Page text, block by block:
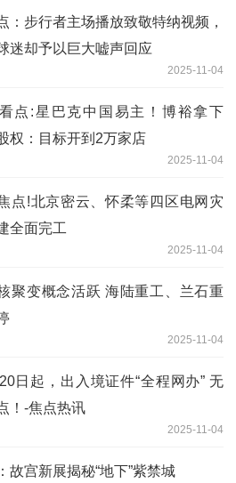
：步行者主场播放致敬特纳视频，
迷却予以巨大嘘声回应
2025-11-04
点:星巴克中国易主！博裕拿下
权：目标开到2万家店
2025-11-04
点!北京密云、怀柔等四区电网灾
全面完工
2025-11-04
聚变概念活跃 海陆重工、兰石重
2025-11-04
日起，出入境证件“全程网办” 无
！-焦点热讯
2025-11-04
故宫新展揭秘“地下”紫禁城